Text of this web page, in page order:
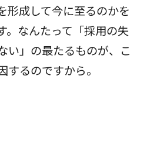
形成して今に至るのかを
。なんたって「採用の失
い」の最たるものが、こ
るのですから。